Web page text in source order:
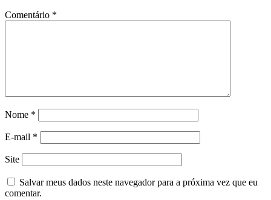
Comentário *
Nome *
E-mail *
Site
Salvar meus dados neste navegador para a próxima vez que eu
comentar.